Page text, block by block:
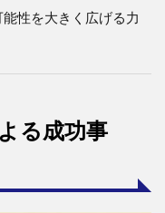
性を大きく広げる力
る成功事